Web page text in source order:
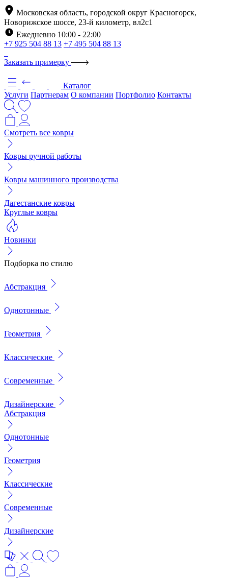
Московская область, городской округ Красногорск,
Новорижское шоссе, 23-й километр, вл2с1
Ежедневно 10:00 - 22:00
+7 925 504 88 13 +7 495 504 88 13
Заказать примерку
Каталог
Услуги Партнерам О компании Портфолио Контакты
Смотреть все ковры
Ковры ручной работы
Ковры машинного производства
Дагестанские ковры
Круглые ковры
Новинки
Подборка по стилю
Абстракция
Однотонные
Геометрия
Классические
Современные
Дизайнерские
Абстракция
Однотонные
Геометрия
Классические
Современные
Дизайнерские